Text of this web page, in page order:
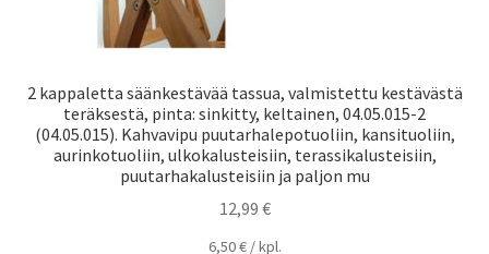
2 kappaletta säänkestävää tassua, valmistettu kestävästä
teräksestä, pinta: sinkitty, keltainen, 04.05.015-2
(04.05.015). Kahvavipu puutarhalepotuoliin, kansituoliin,
aurinkotuoliin, ulkokalusteisiin, terassikalusteisiin,
puutarhakalusteisiin ja paljon mu
12,99 €
6,50€/kpl.